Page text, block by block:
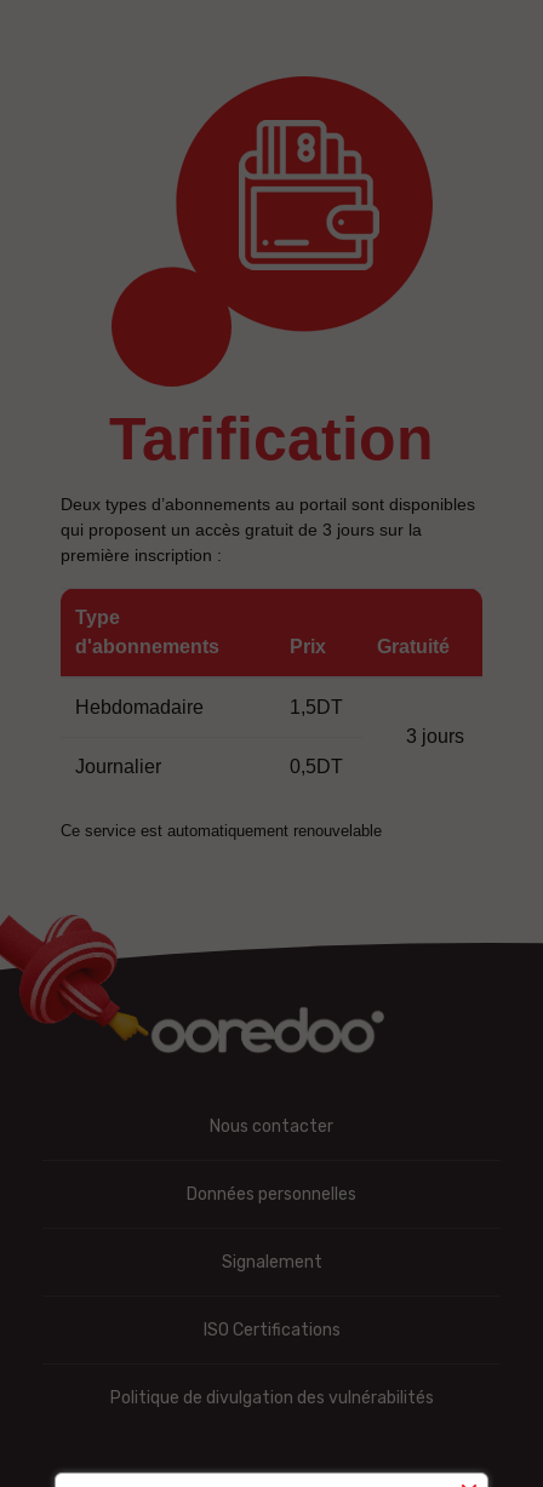
tarification
Deux types d’abonnements au portail sont disponibles
qui proposent un accès gratuit de 3 jours sur la
première inscription :
Type
d'abonnements
Prix Gratuité
Hebdomadaire
1,5DT
3 jours
Journalier
0,5DT
Ce service est automatiquement renouvelable
Nous contacter
Données personnelles
Signalement
ISO Certifications
Politique de divulgation des vulnérabilités